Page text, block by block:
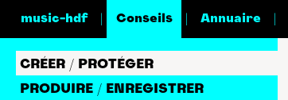
music-hdf Conseils Annuaire
CRÉER / PROTÉGER
PRODUIRE / ENREGISTRER